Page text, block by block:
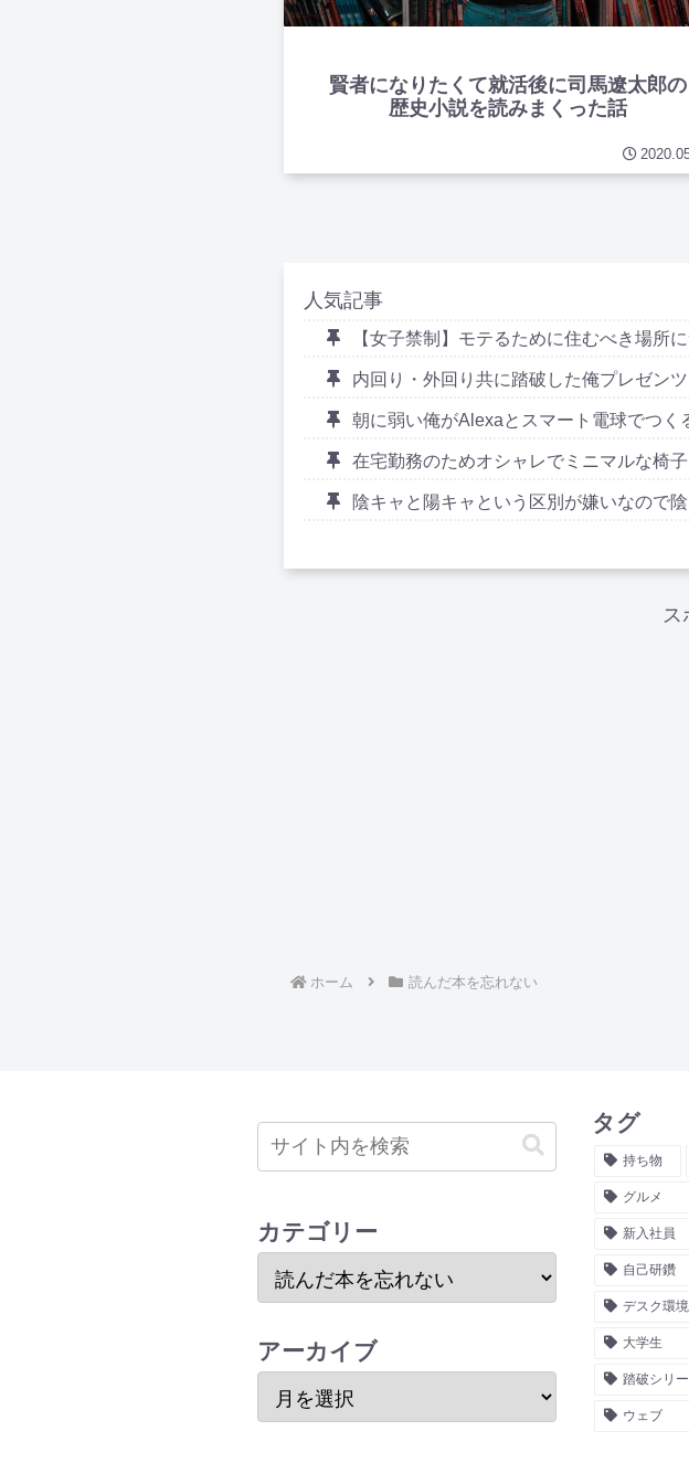
賢者になりたくて就活後に司馬遼太郎の
歴史小説を読みまくった話
人気記事
【女子禁制】モテるために住むべき場所
内回り・外回り共に踏破した俺プレゼン
朝に弱い俺がAlexaとスマート電球でつく
在宅勤務のためオシャレでミニマルな椅
陰キャと陽キャという区別が嫌いなので
ス
ホーム 読んだ本を忘れない
カテゴリー
アーカイブ
タグ
持ち物
グルメ
新入社員
自己研鑽
デスク環境
大学生
踏破シリ
ウェブ